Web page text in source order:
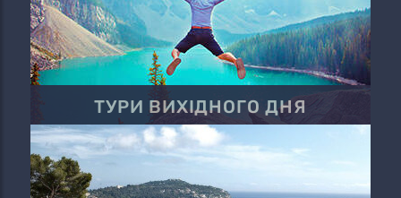
ТУРИ ВИХІДНОГО ДНЯ